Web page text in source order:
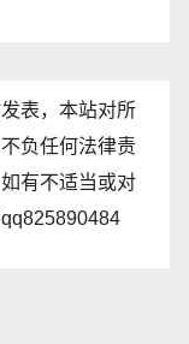
表，本站对所
负任何法律责
有不适当或对